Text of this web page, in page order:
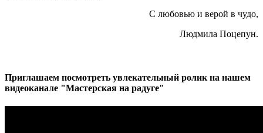
С любовью и верой в чудо,
Людмила Поцепун.
Приглашаем посмотреть увлекательный ролик на нашем
видеоканале "Мастерская на радуге"